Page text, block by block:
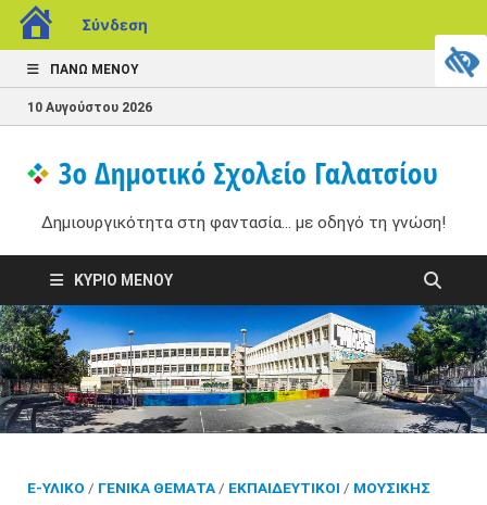
Σύνδεση
ΠΆΝΩ ΜΕΝΟΎ
10 Αυγούστου 2026
Δημιουργικότητα στη φαντασία... με οδηγό τη γνώση!
ΚΎΡΙΟ ΜΕΝΟΎ
E-ΥΛΙΚΌ / ΓΕΝΙΚΆ ΘΈΜΑΤΑ/ ΕΚΠΑΙΔΕΥΤΙΚΟΊ / ΜΟΥΣΙΚΉΣ